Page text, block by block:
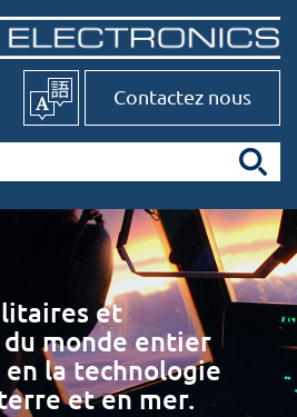
Contactez nous
et
monde entier
la technologie
et en mer.